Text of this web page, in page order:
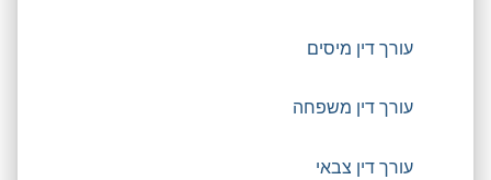
עורך דין מיסים
עורך דין משפחה
עורך דין צבאי